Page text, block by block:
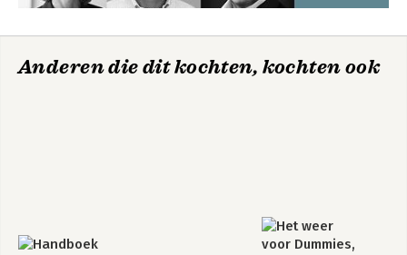
Anderen die dit kochten, kochten ook